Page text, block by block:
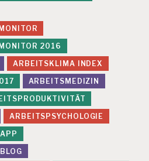
2016
ARBEITSKLIMA INDEX
ARBEITSMEDIZIN
ARBEITSPSYCHOLOGIE